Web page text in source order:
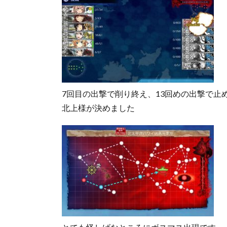
7回目の出撃で削り終え、13回めの出撃で止
北上様が決めました